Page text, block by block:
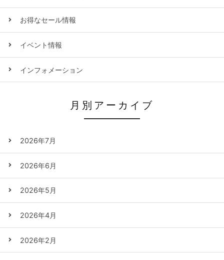
お得なセール情報
イベント情報
インフォメーション
月別アーカイブ
2026年7月
2026年6月
2026年5月
2026年4月
2026年2月